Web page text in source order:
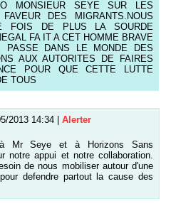
MONSIEUR SEYE SUR LES
DES MIGRANTS.NOUS
FOIS DE PLUS LA SOURDE
FA IT A CET HOMME BRAVE
DANS LE MONDE DES
AUX AUTORITES DE FAIRES
POUR QUE CETTE LUTTE
TOUS
2013 14:34 | Alerter
à Mr Seye et à Horizons Sans
notre appui et notre collaboration.
de nous mobiliser autour d'une
defendre partout la cause des